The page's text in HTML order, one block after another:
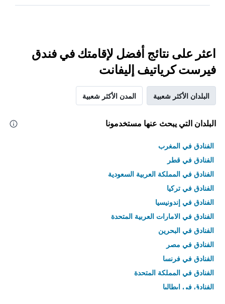
اعثر على نتائج أفضل لإقامتك في فندق
فيرست كرياتيف إليفانت
البلدان الأكثر شعبية المدن الأكثر شعبية
البلدان التي يبحث عنها مستخدمونا
الفنادق في المغرب
الفنادق في قطر
الفنادق في المملكة العربية السعودية
الفنادق في تركيا
الفنادق في إندونيسيا
الفنادق في الامارات العربية المتحدة
الفنادق في البحرين
الفنادق في مصر
الفنادق في فرنسا
الفنادق في المملكة المتحدة
الفنادق في إيطاليا